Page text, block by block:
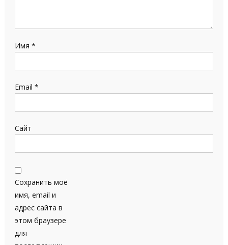
Имя *
Email *
Сайт
Сохранить моё
имя, email и
адрес сайта в
этом браузере
для